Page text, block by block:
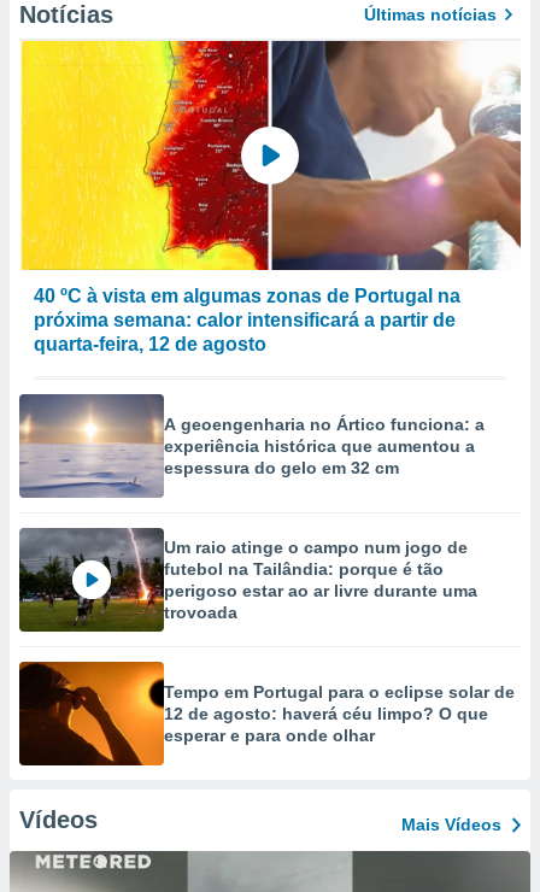
Notícias Últimas notícias
40 ºC à vista em algumas zonas de Portugal na
próxima semana: calor intensificará a partir de
quarta-feira, 12 de agosto
A geoengenharia no Ártico funciona: a
experiência histórica que aumentou a
espessura do gelo em 32 cm
Um raio atinge o campo num jogo de
futebol na Tailândia: porque é tão
perigoso estar ao ar livre durante uma
trovoada
Tempo em Portugal para o eclipse solar de
12 de agosto: haverá céu limpo? O que
esperar e para onde olhar
Vídeos Mais Vídeos